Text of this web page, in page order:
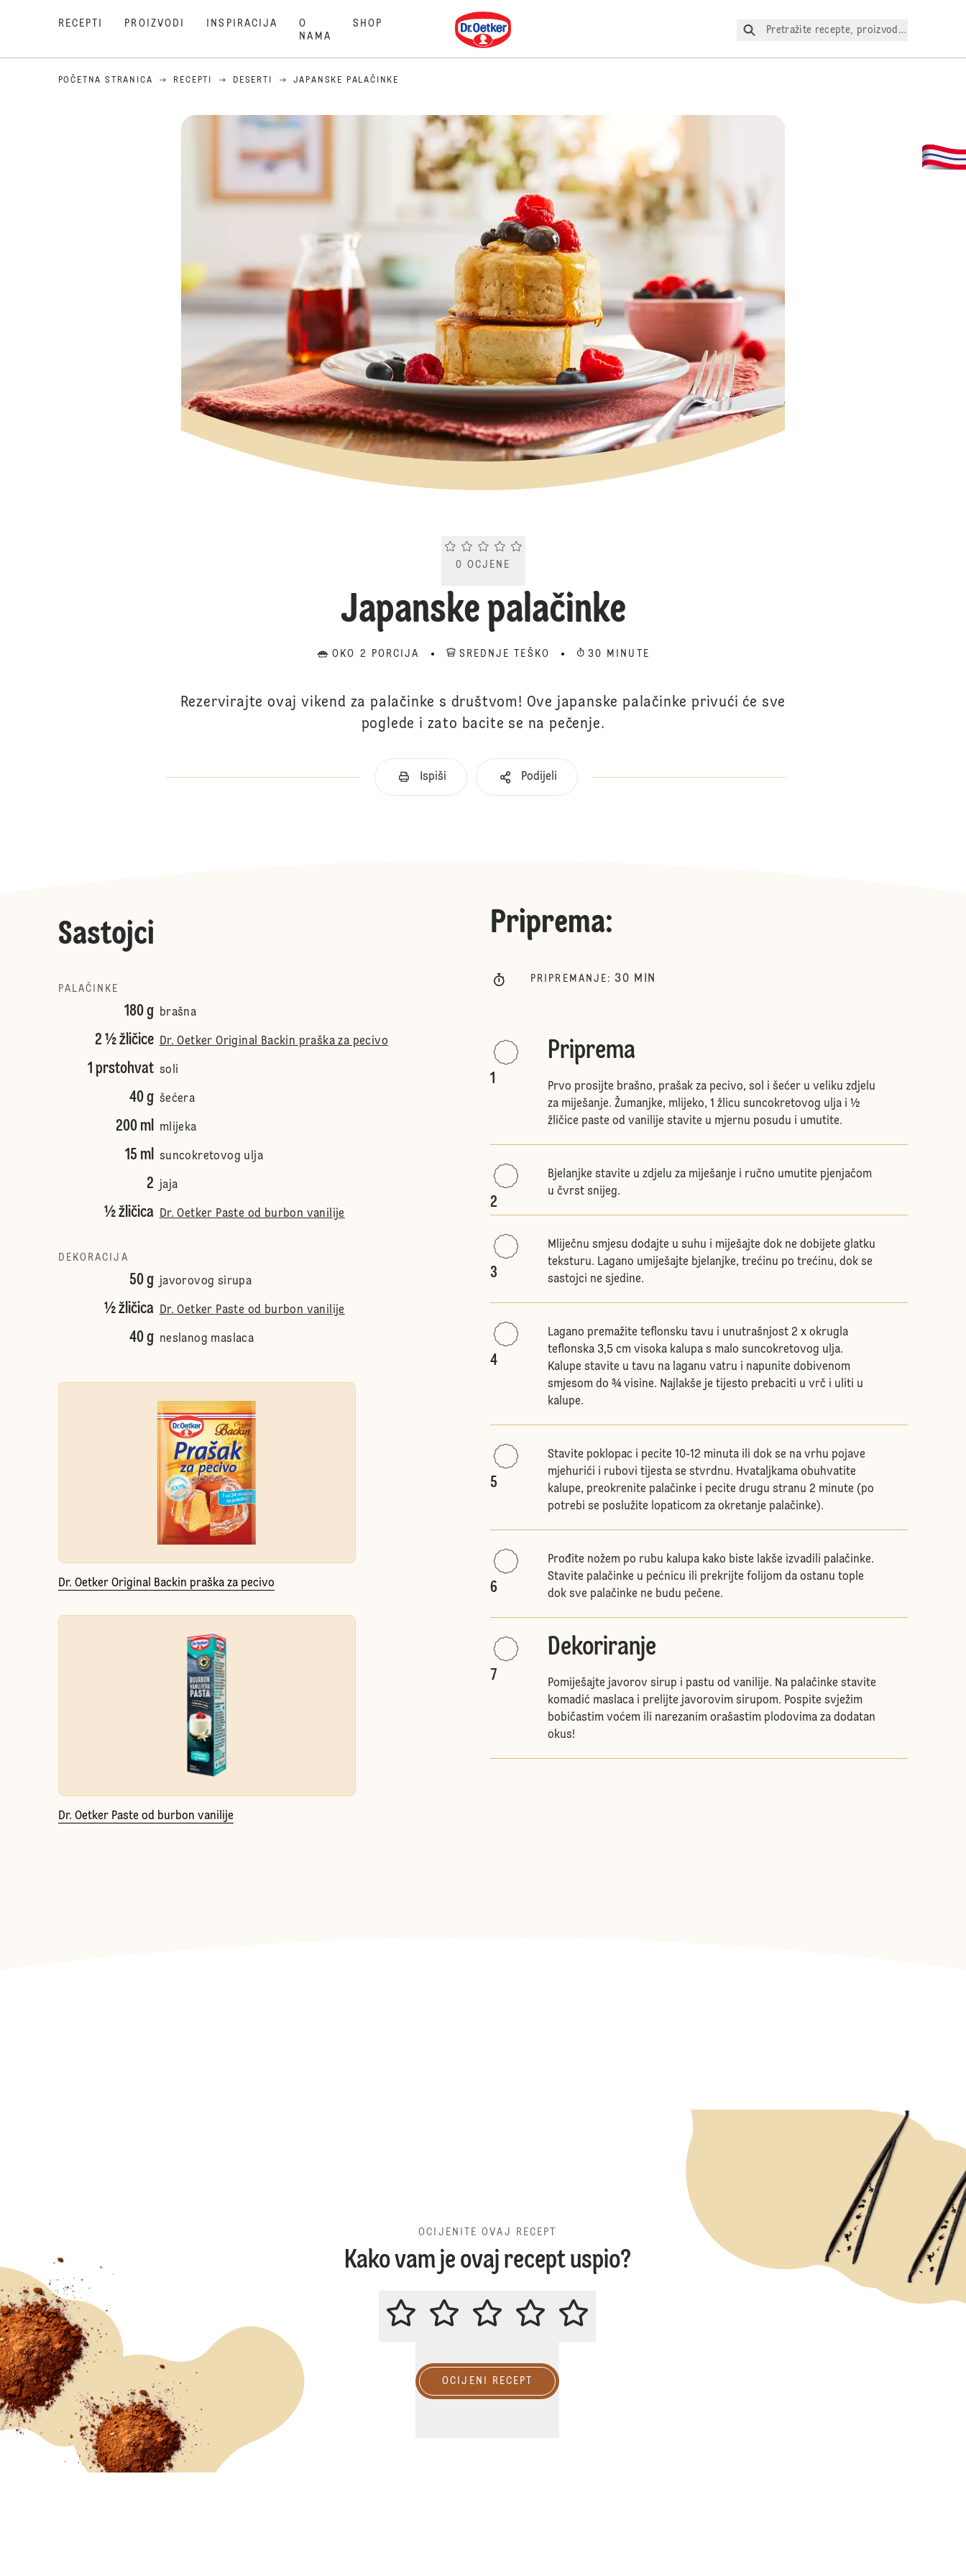
RECEPTI PROIZVODI INSPIRACIJA
O
NAMA
SHOP Dr. Oetker
Pretražite recepte, proizvode itd.
POČETNA STRANICA RECEPTI DESERTI JAPANSKE PALAČINKE
Current rating 0.0. Click to rate.
0 OCJENE
Japanske palačinke
OKO 2 PORCIJA SREDNJE TEŠKO 30 MINUTE
Rezervirajte ovaj vikend za palačinke s društvom! Ove japanske palačinke privući će sve
poglede i zato bacite se na pečenje.
Ispiši Podijeli
Sastojci
PALAČINKE
180 g brašna
2 ½ žličice Dr. Oetker Original Backin praška za pecivo
1 prstohvat soli
40 g šećera
200 ml mlijeka
15 ml suncokretovog ulja
2 jaja
½ žličica Dr. Oetker Paste od burbon vanilije
DEKORACIJA
50 g javorovog sirupa
½ žličica Dr. Oetker Paste od burbon vanilije
40 g neslanog maslaca
Dr. Oetker Original Backin praška za pecivo
Dr. Oetker Paste od burbon vanilije
Priprema:
PRIPREMANJE : 30 MIN
1
Priprema
Prvo prosijte brašno, prašak za pecivo, sol i šećer u veliku zdjelu
za miješanje. Žumanjke, mlijeko, 1 žlicu suncokretovog ulja i ½
žličice paste od vanilije stavite u mjernu posudu i umutite.
2
Bjelanjke stavite u zdjelu za miješanje i ručno umutite pjenjačom
u čvrst snijeg.
3
Mliječnu smjesu dodajte u suhu i miješajte dok ne dobijete glatku
teksturu. Lagano umiješajte bjelanjke, trećinu po trećinu, dok se
sastojci ne sjedine.
4
Lagano premažite teflonsku tavu i unutrašnjost 2 x okrugla
teflonska 3,5 cm visoka kalupa s malo suncokretovog ulja.
Kalupe stavite u tavu na laganu vatru i napunite dobivenom
smjesom do ¾ visine. Najlakše je tijesto prebaciti u vrč i uliti u
kalupe.
5
Stavite poklopac i pecite 10-12 minuta ili dok se na vrhu pojave
mjehurići i rubovi tijesta se stvrdnu. Hvataljkama obuhvatite
kalupe, preokrenite palačinke i pecite drugu stranu 2 minute (po
potrebi se poslužite lopaticom za okretanje palačinke).
6
Prođite nožem po rubu kalupa kako biste lakše izvadili palačinke.
Stavite palačinke u pećnicu ili prekrijte folijom da ostanu tople
dok sve palačinke ne budu pečene.
7
Dekoriranje
Pomiješajte javorov sirup i pastu od vanilije. Na palačinke stavite
komadić maslaca i prelijte javorovim sirupom. Pospite svježim
bobičastim voćem ili narezanim orašastim plodovima za dodatan
okus!
OCIJENITE OVAJ RECEPT
Kako vam je ovaj recept uspio?
OCIJENITE OVAJ RECEPT
OCIJENI RECEPT